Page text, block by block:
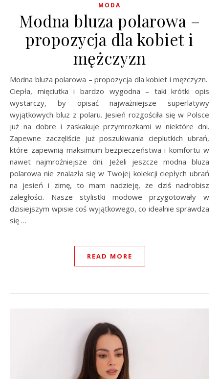
MODA
Modna bluza polarowa –
propozycja dla kobiet i
mężczyzn
Modna bluza polarowa – propozycja dla kobiet i mężczyzn.
Ciepła, mięciutka i bardzo wygodna – taki krótki opis
wystarczy, by opisać najważniejsze superlatywy
wyjątkowych bluz z polaru. Jesień rozgościła się w Polsce
już na dobre i zaskakuje przymrozkami w niektóre dni.
Zapewne zaczęliście już poszukiwania cieplutkich ubrań,
które zapewnią maksimum bezpieczeństwa i komfortu w
nawet najmroźniejsze dni. Jeżeli jeszcze modna bluza
polarowa nie znalazła się w Twojej kolekcji ciepłych ubrań
na jesień i zimę, to mam nadzieję, że dziś nadrobisz
zaległości. Nasze stylistki modowe przygotowały w
dzisiejszym wpisie coś wyjątkowego, co idealnie sprawdza
się …
READ MORE